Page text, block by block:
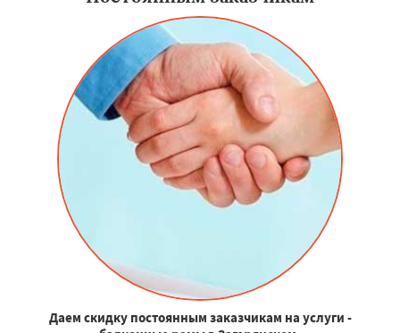
Даем скидку постоянным заказчикам на услуги -